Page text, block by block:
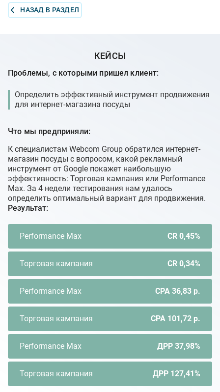
НАЗАД В РАЗДЕЛ
КЕЙСЫ
Проблемы, с которыми пришел клиент:
Определить эффективный инструмент продвижения
для интернет-магазина посуды
Что мы предприняли:
К специалистам Webcom Group обратился интернет-
магазин посуды с вопросом, какой рекламный
инструмент от Google покажет наибольшую
эффективность: Торговая кампания или Performance
Max. За 4 недели тестирования нам удалось
определить оптимальный вариант для продвижения.
Результат:
Performance Max CR 0,45%
Торговая кампания CR 0,34%
Performance Max CPA 36,83 р.
Торговая кампания CPA 101,72 р.
Performance Max ДРР 37,98%
Торговая кампания ДРР 127,41%